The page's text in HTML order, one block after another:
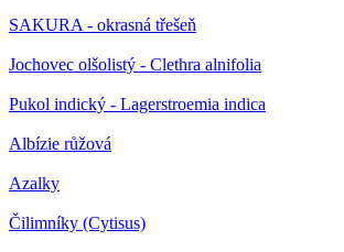
SAKURA - okrasná třešeň
Jochovec olšolistý - Clethra alnifolia
Pukol indický - Lagerstroemia indica
Albízie růžová
Azalky
Čilimníky (Cytisus)